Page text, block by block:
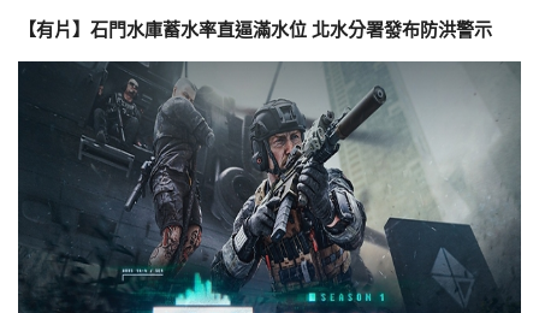
【有片】石門水庫蓄水率直逼滿水位 北水分署發布防洪警示